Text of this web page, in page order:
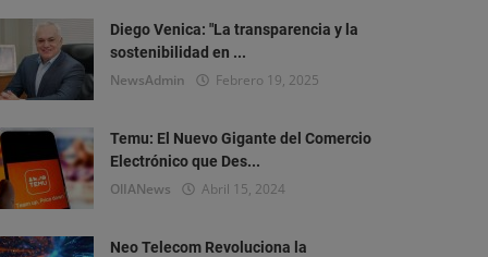
Diego Venica: "La transparencia y la
sostenibilidad en ...
NewsAdmin Febrero 19, 2025
Temu: El Nuevo Gigante del Comercio
Electrónico que Des...
OlIANews Abril 15, 2024
Neo Telecom Revoluciona la